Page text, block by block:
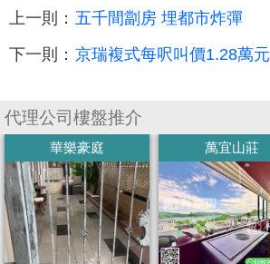
於
我
上一則： 五千間劏房 埋都市炸彈
下一則： 京瑞複式每呎叫價1.28萬元
代理公司樓盤推介
華樂豪庭 萬宜山莊